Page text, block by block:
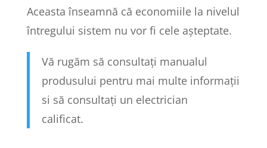
Aceasta înseamnă că economiile la nivelul
întregului sistem nu vor fi cele așteptate.
Vă rugăm să consultați manualul
produsului pentru mai multe informații
si să consultați un electrician
calificat.